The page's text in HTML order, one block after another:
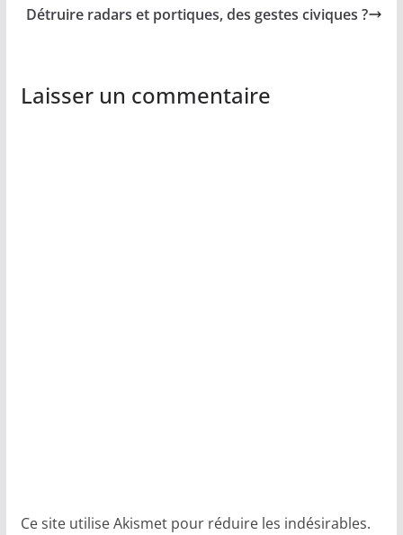
Détruire radars et portiques, des gestes civiques ?
Laisser un commentaire
Ce site utilise Akismet pour réduire les indésirables.